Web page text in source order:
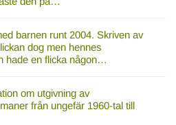
barnen runt 2004. Skriven av
dog men hennes
hade en flicka någon…
om utgivning av
från ungefär 1960-tal till